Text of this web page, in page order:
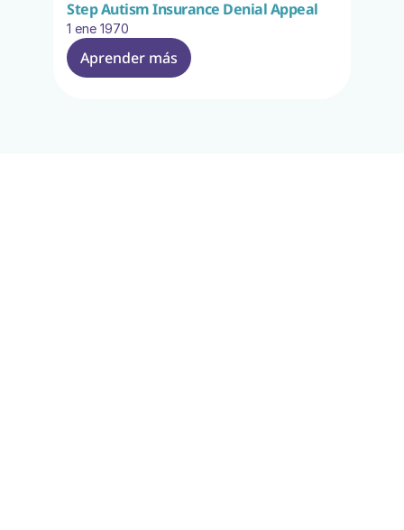
Step Autism Insurance Denial Appeal
1 ene 1970
Aprender más